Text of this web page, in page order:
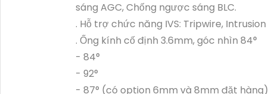
sáng AGC, Chống ngược sáng BLC.
. Hỗ trợ chức năng IVS: Tripwire,
. Ống kính cố định 3.6mm, góc nhìn 84°
- 84°
- 92°
- 87° (có option 6mm và 8mm đặt hàng)